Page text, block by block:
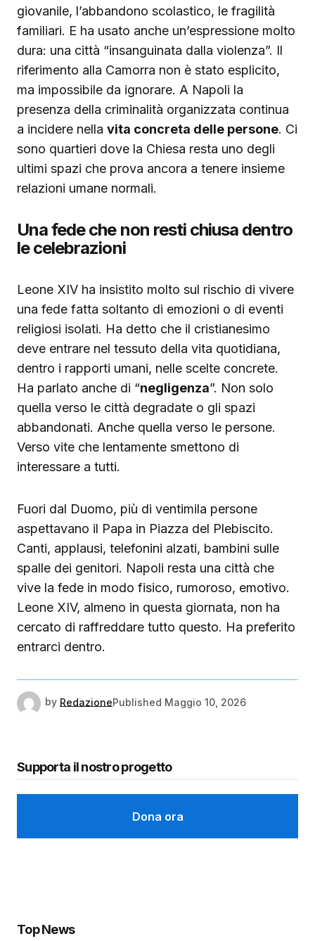
giovanile, l’abbandono scolastico, le fragilità
familiari. E ha usato anche un’espressione molto
dura: una città “insanguinata dalla violenza”. Il
riferimento alla Camorra non è stato esplicito,
ma impossibile da ignorare. A Napoli la
presenza della criminalità organizzata continua
a incidere nella vita concreta delle persone. Ci
sono quartieri dove la Chiesa resta uno degli
ultimi spazi che prova ancora a tenere insieme
relazioni umane normali.
Una fede che non resti chiusa dentro
le celebrazioni
Leone XIV ha insistito molto sul rischio di vivere
una fede fatta soltanto di emozioni o di eventi
religiosi isolati. Ha detto che il cristianesimo
deve entrare nel tessuto della vita quotidiana,
dentro i rapporti umani, nelle scelte concrete.
Ha parlato anche di “negligenza”. Non solo
quella verso le città degradate o gli spazi
abbandonati. Anche quella verso le persone.
Verso vite che lentamente smettono di
interessare a tutti.
Fuori dal Duomo, più di ventimila persone
aspettavano il Papa in Piazza del Plebiscito.
Canti, applausi, telefonini alzati, bambini sulle
spalle dei genitori. Napoli resta una città che
vive la fede in modo fisico, rumoroso, emotivo.
Leone XIV, almeno in questa giornata, non ha
cercato di raffreddare tutto questo. Ha preferito
entrarci dentro.
by RedazionePublished Maggio 10, 2026
Supporta il nostro progetto
Dona ora
Top News